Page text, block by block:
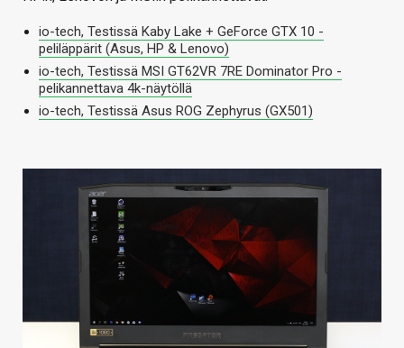
io-tech, Testissä Kaby Lake + GeForce GTX 10 -
peliläppärit (Asus, HP & Lenovo)
io-tech, Testissä MSI GT62VR 7RE Dominator Pro -
pelikannettava 4k-näytöllä
io-tech, Testissä Asus ROG Zephyrus (GX501)